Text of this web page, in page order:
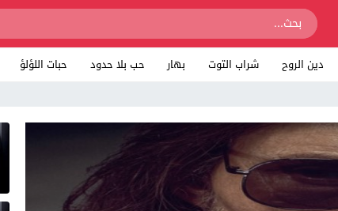
دين الروح شراب التوت بهار حب بلا حدود حبات اللؤلؤ